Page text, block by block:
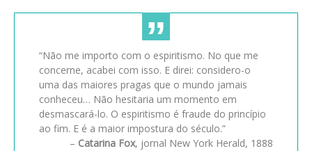
“Não me importo com o espiritismo. No que me
concerne, acabei com isso. E direi: considero-o
uma das maiores pragas que o mundo jamais
conheceu… Não hesitaria um momento em
desmascará-lo. O espiritismo é fraude do princípio
ao fim. E é a maior impostura do século.”
– Catarina Fox, jornal New York Herald, 1888